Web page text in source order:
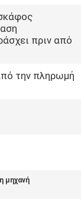
πριν από
την πληρωμή
μηχανή